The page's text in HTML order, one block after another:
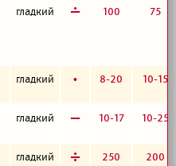
гладкий г 100 75
гладкий б 8-20 10-15
гладкий в 10-17 10-25
гладкий д 250 200